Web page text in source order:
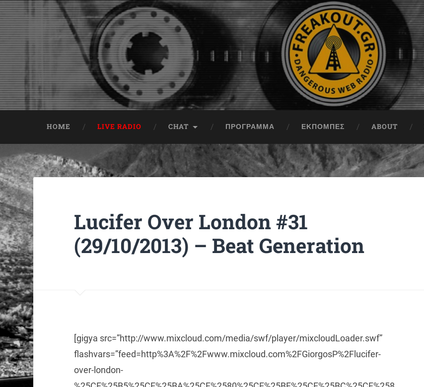
HOME LIVE RADIO CHAT ΠΡΟΓΡΑΜΜΑ ΕΚΠΟΜΠΈΣ ABOUT
Lucifer Over London #31
(29/10/2013) – Beat Generation
[gigya src=”http://www.mixcloud.com/media/swf/player/mixcloudLoader.swf”
flashvars=”feed=http%3A%2F%2Fwww.mixcloud.com%2FGiorgosP%2Flucifer-
over-london-